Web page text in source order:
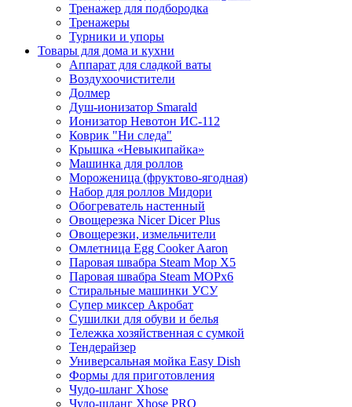
Тренажер для подбородка
Тренажеры
Турники и упоры
Товары для дома и кухни
Аппарат для сладкой ваты
Воздухоочистители
Долмер
Душ-ионизатор Smarald
Ионизатор Невотон ИС-112
Коврик "Ни следа"
Крышка «Невыкипайка»
Машинка для роллов
Мороженица (фруктово-ягодная)
Набор для роллов Мидори
Обогреватель настенный
Овощерезка Nicer Dicer Plus
Овощерезки, измельчители
Омлетница Egg Сooker Aaron
Паровая швабра Steam Mop X5
Паровая швабра Steam MOPх6
Стиральные машинки УСУ
Супер миксер Акробат
Сушилки для обуви и белья
Тележка хозяйственная с сумкой
Тендерайзер
Универсальная мойка Easy Dish
Формы для приготовления
Чудо-шланг Xhose
Чудо-шланг Xhose PRO